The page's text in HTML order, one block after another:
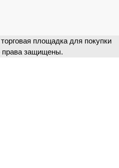
площадка для покупки
права защищены.